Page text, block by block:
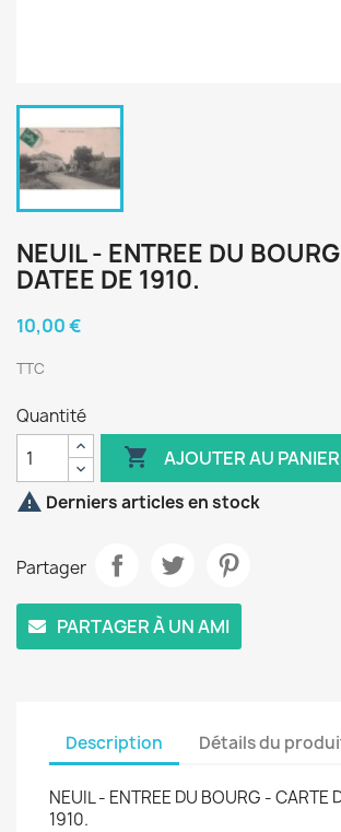
NEUIL - ENTREE DU
DATEE DE 1910.
10,00 €
TTC
Quantité
 AJOUTER AU PANIER
 Derniers articles en stock
Partager
PARTAGER À UN AMI
Description Détails du
NEUIL - ENTREE DU BOURG - CARTE
1910.